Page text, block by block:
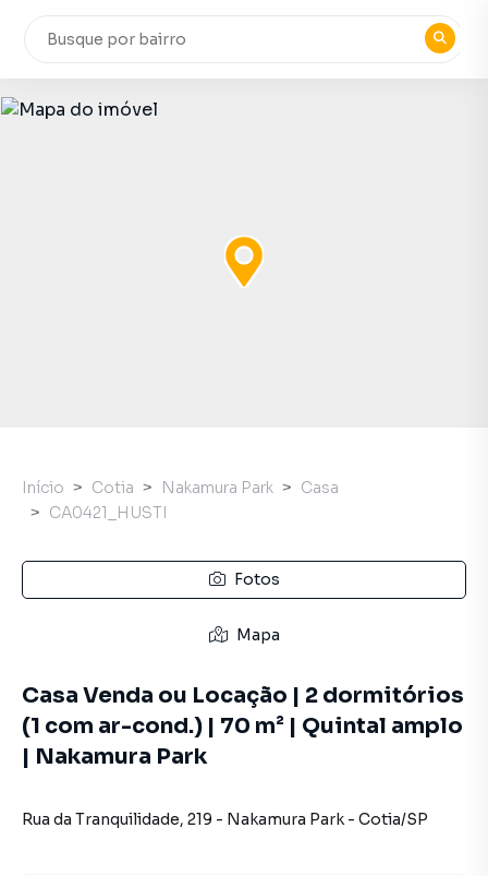
Início Cotia Nakamura Park
Casa
CA0421_HUSTI
Fotos
Mapa
Casa Venda ou Locação | 2 dormitórios
(1 com ar-cond.) | 70 m² | Quintal amplo
| Nakamura Park
Rua da Tranquilidade, 219 - Nakamura Park- Cotia/SP